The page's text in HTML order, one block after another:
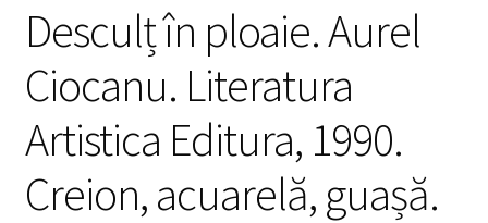
Ulei pe pânza
Ilustrații de carte
Contact
Desculț în ploaie. Aurel
Ciocanu. Literatura
Artistica Editura, 1990.
Creion, acuarelă, guașă.